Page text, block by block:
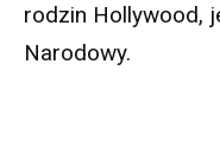
rodzin Hollywood,
Narodowy.